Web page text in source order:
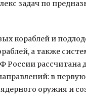
задач по
кораблей и
а также
России рассчитана
в
оружия и